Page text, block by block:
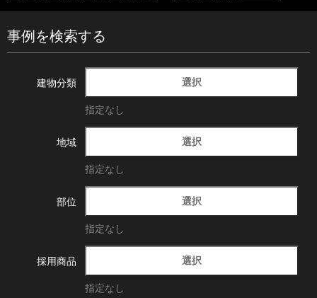
事例を検索する
建物分類 選択
指定なし
地域 選択
指定なし
部位 選択
指定なし
採用商品 選択
指定なし